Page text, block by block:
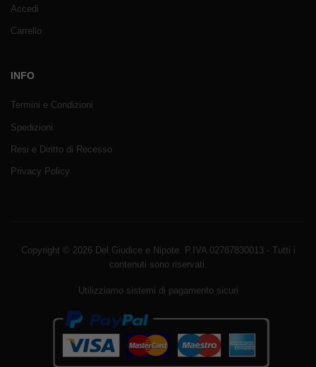
Accedi
Carrello
INFO
Termini e Condizioni
Spedizioni
Resi e Diritto di Recesso
Privacy Policy
Copyright © 2026 Del Giudice e Nipote. P.IVA 02787830013 - Tutti i
contenuti sono riservati.
Utilizziamo sistemi di pagamento sicuri